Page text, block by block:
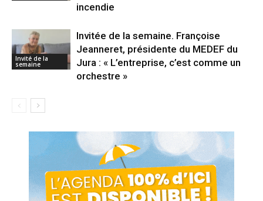
incendie
Invité de la
semaine
Invitée de la semaine. Françoise
Jeanneret, présidente du MEDEF du
Jura : « L’entreprise, c’est comme un
orchestre »